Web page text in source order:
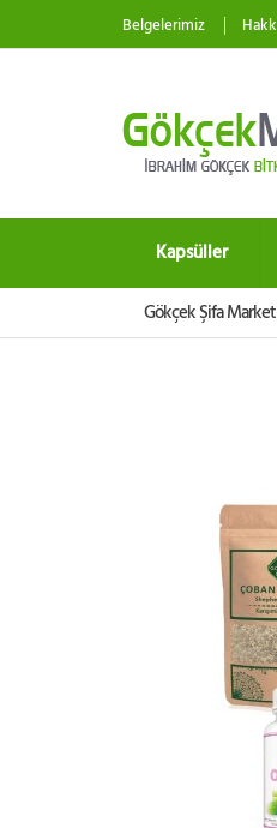
Belgelerimiz
Kapsüller
Gökçek Şifa